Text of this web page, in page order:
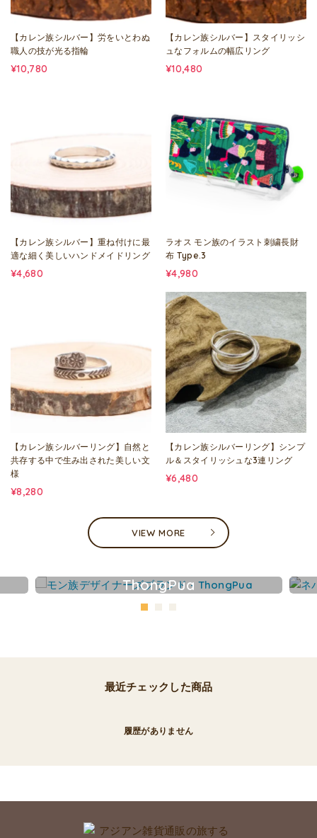
【カレン族シルバー】労をいとわぬ
職人の技が光る指輪
¥10,780
【カレン族シルバー】スタイリッシ
ュなフォルムの幅広リング
¥10,480
【カレン族シルバー】重ね付けに最
適な細く美しいハンドメイドリング
¥4,680
ラオス モン族のイラスト刺繍長財
布 Type.3
¥4,980
【カレン族シルバーリング】自然と
共存する中で生み出された美しい文
様
¥8,280
【カレン族シルバーリング】シンプ
ル＆スタイリッシュな3連リング
¥6,480
VIEW MORE
ThongPua
最近チェックした商品
履歴がありません